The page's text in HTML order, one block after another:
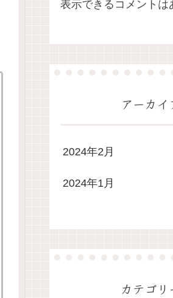
表示できるコメントは
アーカイ
2024年2月
2024年1月
カテゴリ